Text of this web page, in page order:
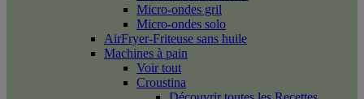
Micro-ondes gril
Micro-ondes solo
AirFryer-Friteuse sans huile
Machines à pain
Voir tout
Croustina